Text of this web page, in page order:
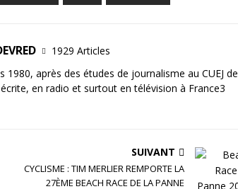
1929 Articles
1980, après des études de journalisme au CUEJ de
en radio et surtout en télévision à France3
SUIVANT
CYCLISME : TIM MERLIER REMPORTE LA
27ÈME BEACH RACE DE LA PANNE